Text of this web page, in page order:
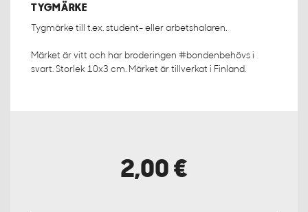
TYGMÄRKE
Tygmärke till t.ex. student- eller arbetshalaren.
Märket är vitt och har broderingen #bondenbehövs i
svart. Storlek 10x3 cm. Märket är tillverkat i Finland.
2,00 €